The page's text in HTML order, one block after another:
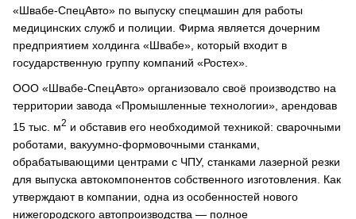
«Швабе-СпецАвто» по выпуску спецмашин для работы
медицинских служб и полиции. Фирма является дочерним
предприятием холдинга «Швабе», который входит в
государственную группу компаний «Ростех».
ООО «Швабе-СпецАвто» организовало своё производство на
территории завода «Промышленные технологии», арендовав
15 тыс. м2 и обставив его необходимой техникой: сварочными
роботами, вакуумно-формовочными станками,
обрабатывающими центрами с ЧПУ, станками лазерной резки
для выпуска автокомпонентов собственного изготовления. Как
утверждают в компании, одна из особенностей нового
нижегородского автопроизводства — полное